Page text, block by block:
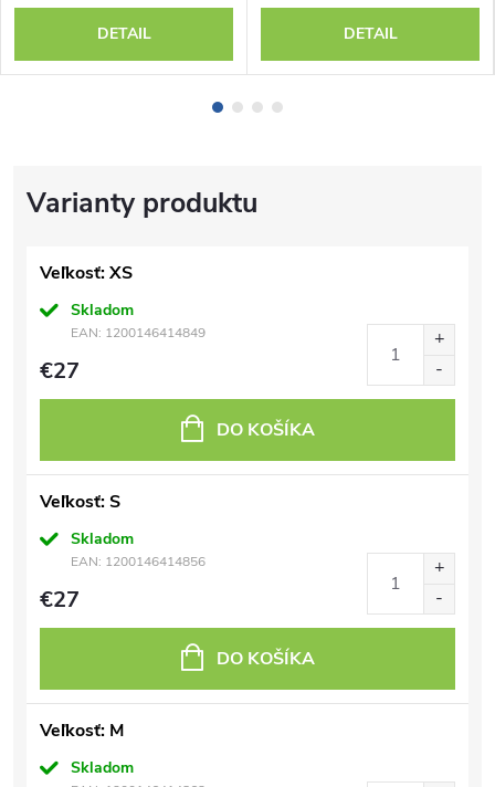
Veľkosť: XS
Skladom
EAN: 1200146414849
€27
DO KOŠÍKA
Veľkosť: S
Skladom
EAN: 1200146414856
€27
DO KOŠÍKA
Veľkosť: M
Skladom
DETAIL DETAIL